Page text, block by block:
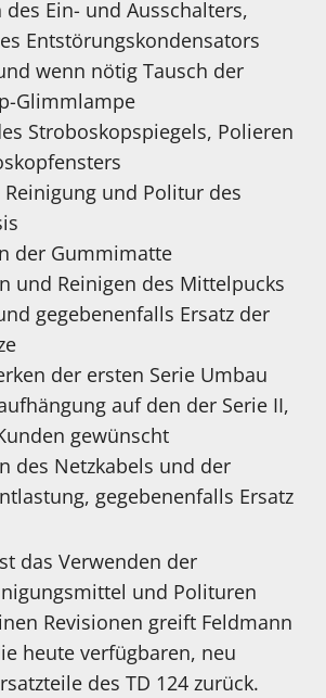
Ein- und Ausschalters,
Entstörungskondensators
wenn nötig Tausch der
Glimmlampe
Stroboskopspiegels, Polieren
und Politur des
der Gummimatte
und Reinigen des Mittelpucks
gegebenenfalls Ersatz der
der ersten Serie Umbau
auf den der Serie II,
gewünscht
des Netzkabels und der
gegebenenfalls Ersatz
das Verwenden der
und Polituren
Revisionen greift Feldmann
heute verfügbaren, neu
des TD 124 zurück.